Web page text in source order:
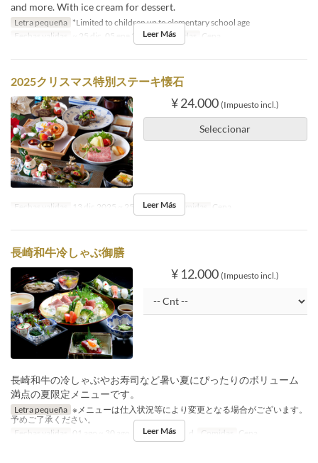
and more. With ice cream for dessert.
Letra pequeña *Limited to children up to elementary school age
Fechas validas
~ 25 dic, 05 ene 2027 ~ Comidas Cena
Leer Más
2025クリスマス特別ステーキ懐石
¥ 24.000 (Impuesto incl.)
Seleccionar
Fechas validas 13 dic 2025 ~ 25 dic 2025 Comidas Cena
Leer Más
長崎和牛冷しゃぶ御膳
¥ 12.000 (Impuesto incl.)
長崎和牛の冷しゃぶやお寿司など暑い夏にぴったりのボリューム
満点の夏限定メニューです。
Letra pequeña ※メニューは仕入状況等により変更となる場合がございます。
予めご了承ください。
Fechas validas
01 ago ~ 30 ago Día ma, j, v, s, d Comidas Cena
Leer Más